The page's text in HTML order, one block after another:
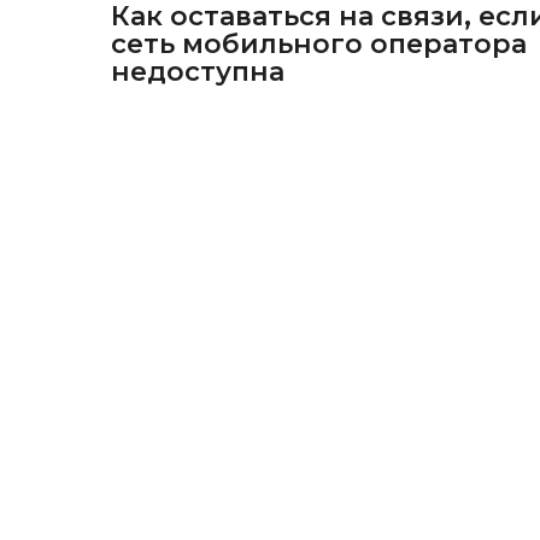
Как оставаться на связи,
сеть мобильного оператора
недоступна